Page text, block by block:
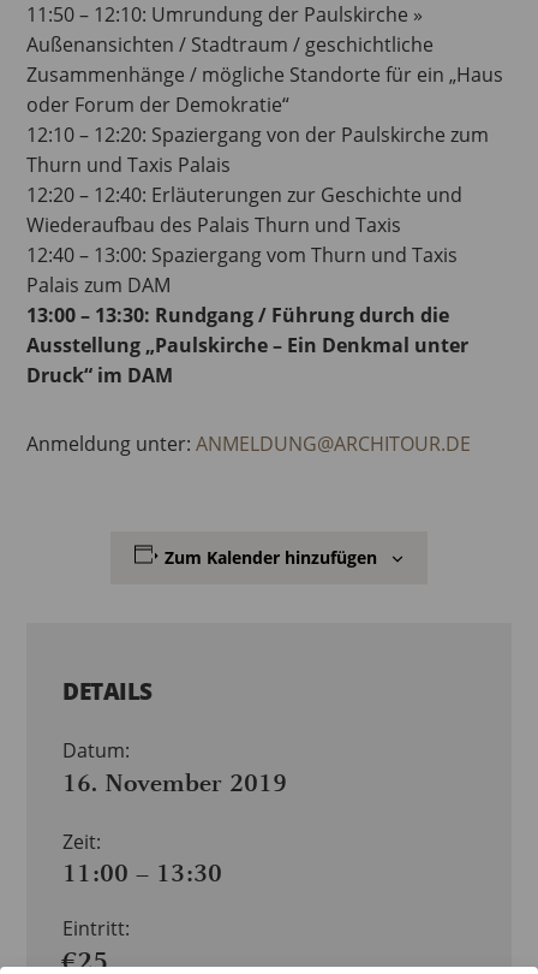
11:50 – 12:10: Umrundung der Paulskirche »
Außenansichten / Stadtraum / geschichtliche
Zusammenhänge / mögliche Standorte für ein „Haus
oder Forum der Demokratie“
12:10 – 12:20: Spaziergang von der Paulskirche zum
Thurn und Taxis Palais
12:20 – 12:40: Erläuterungen zur Geschichte und
Wiederaufbau des Palais Thurn und Taxis
12:40 – 13:00: Spaziergang vom Thurn und Taxis
Palais zum DAM
13:00 – 13:30: Rundgang / Führung durch die
Ausstellung „Paulskirche – Ein Denkmal unter
Druck“ im DAM
Anmeldung unter:ANMELDUNG@ARCHITOUR.DE
Zum Kalender hinzufügen
DETAILS
Datum:
16. November 2019
Zeit:
11:00 – 13:30
Eintritt:
€25